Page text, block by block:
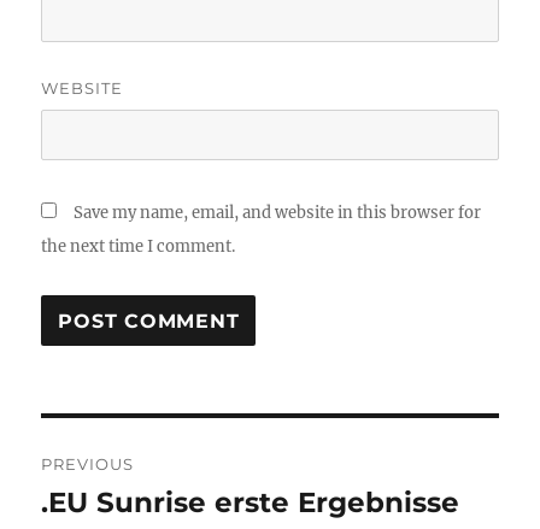
WEBSITE
Save my name, email, and website in this browser for
the next time I comment.
navigation
PREVIOUS
Previous
.EU Sunrise erste Ergebnisse